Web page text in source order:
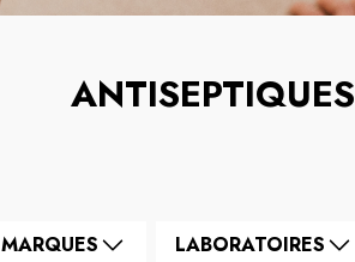
ANTISEPTIQUES
MARQUES LABORATOIRES